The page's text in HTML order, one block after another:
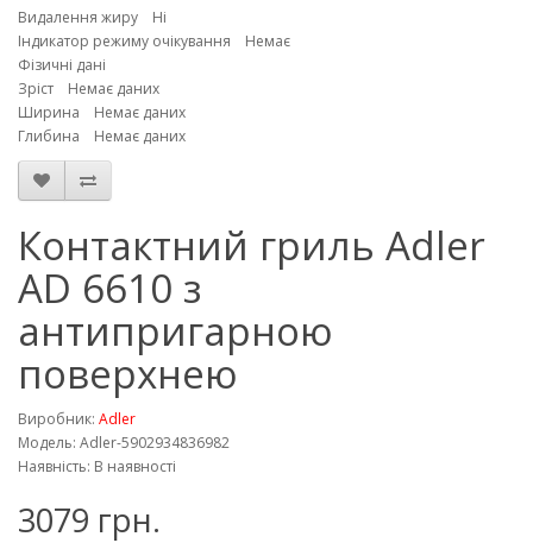
Видалення жиру Ні
Індикатор режиму очікування Немає
Фізичні дані
Зріст Немає даних
Ширина Немає даних
Глибина Немає даних
Контактний гриль Adler
AD 6610 з
антипригарною
поверхнею
Виробник: Adler
Модель: Adler-5902934836982
Наявність: В наявності
3079 грн.